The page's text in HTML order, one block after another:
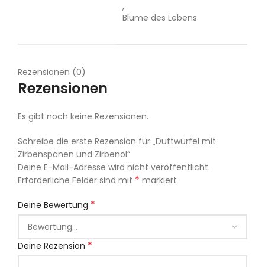
,
Blume des Lebens
Rezensionen (0)
Rezensionen
Es gibt noch keine Rezensionen.
Schreibe die erste Rezension für „Duftwürfel mit
Zirbenspänen und Zirbenöl“
Deine E-Mail-Adresse wird nicht veröffentlicht.
Erforderliche Felder sind mit * markiert
Deine Bewertung *
Deine Rezension *